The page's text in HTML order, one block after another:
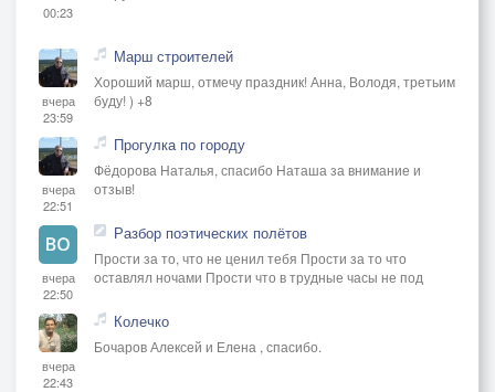
00:23
вчера
23:59
Марш строителей
Хороший марш, отмечу праздник! Анна, Володя, третьим
буду! ) +8
вчера
22:51
Прогулка по городу
Фёдорова Наталья, спасибо Наташа за внимание и
отзыв!
вчера
22:50
Разбор поэтических полётов
Прости за то, что не ценил тебя Прости за то что
оставлял ночами Прости что в трудные часы не под
вчера
22:43
Колечко
Бочаров Алексей и Елена , спасибо.